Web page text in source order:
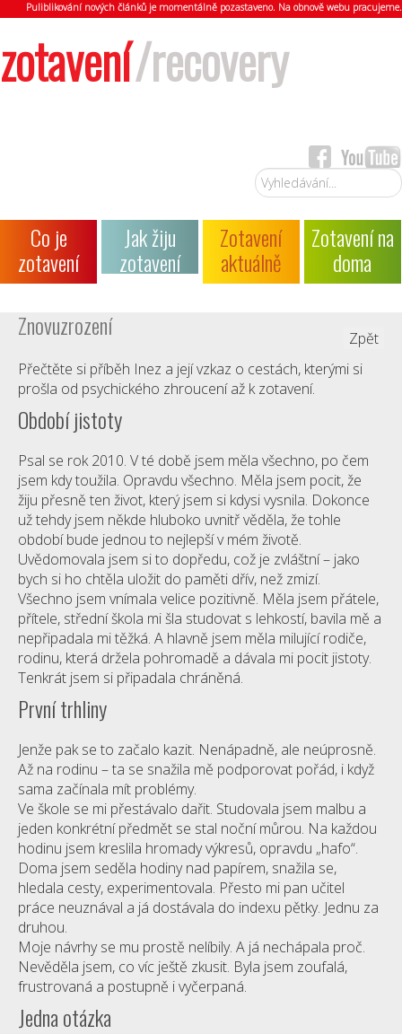
Puliblikování nových článků je momentálně pozastaveno. Na obnově webu pracujeme.
zotavení/recovery
Vyhledávání...
Co je
zotavení
Jak žiju
zotavení
Zotavení
aktuálně
Zotavení na
doma
Znovuzrození
Zpět
Přečtěte si příběh Inez a její vzkaz o cestách, kterými si
prošla od psychického zhroucení až k zotavení.
Období jistoty
Psal se rok 2010. V té době jsem měla všechno, po čem
jsem kdy toužila. Opravdu všechno. Měla jsem pocit, že
žiju přesně ten život, který jsem si kdysi vysnila. Dokonce
už tehdy jsem někde hluboko uvnitř věděla, že tohle
období bude jednou to nejlepší v mém životě.
Uvědomovala jsem si to dopředu, což je zvláštní – jako
bych si ho chtěla uložit do paměti dřív, než zmizí.
Všechno jsem vnímala velice pozitivně. Měla jsem přátele,
přítele, střední škola mi šla studovat s lehkostí, bavila mě a
nepřipadala mi těžká. A hlavně jsem měla milující rodiče,
rodinu, která držela pohromadě a dávala mi pocit jistoty.
Tenkrát jsem si připadala chráněná.
První trhliny
Jenže pak se to začalo kazit. Nenápadně, ale neúprosně.
Až na rodinu – ta se snažila mě podporovat pořád, i když
sama začínala mít problémy.
Ve škole se mi přestávalo dařit. Studovala jsem malbu a
jeden konkrétní předmět se stal noční můrou. Na každou
hodinu jsem kreslila hromady výkresů, opravdu „hafo“.
Doma jsem seděla hodiny nad papírem, snažila se,
hledala cesty, experimentovala. Přesto mi pan učitel
práce neuznával a já dostávala do indexu pětky. Jednu za
druhou.
Moje návrhy se mu prostě nelíbily. A já nechápala proč.
Nevěděla jsem, co víc ještě zkusit. Byla jsem zoufalá,
frustrovaná a postupně i vyčerpaná.
Jedna otázka